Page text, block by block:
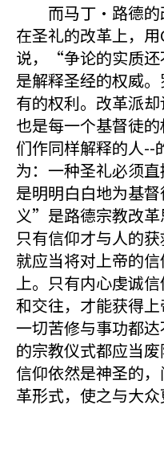
而马丁·路德的
在圣礼的改革上，
说，“争论的实质还
是解释圣经的权威
有的权利。改革派
也是每一个基督徒
们作同样解释的人
为：一种圣礼必须
是明明白白地为基
义”是路德宗教改革
只有信仰才与人的获
就应当将对上帝的
上。只有内心虔诚
和交往，才能获得
一切苦修与事功都
的宗教仪式都应当
信仰依然是神圣的
革形式，使之与大众